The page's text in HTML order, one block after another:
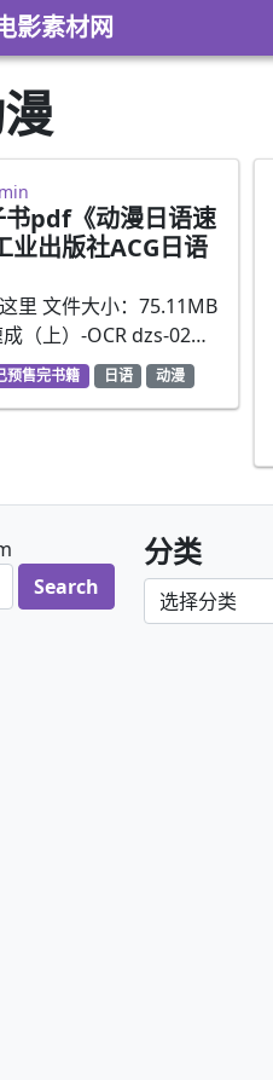
影素材网
pdf《动漫日语速
业出版社ACG日语
里 文件大小：75.11MB
（上）-OCR dzs-02…
预售完书籍 日语 动漫
分类
分类